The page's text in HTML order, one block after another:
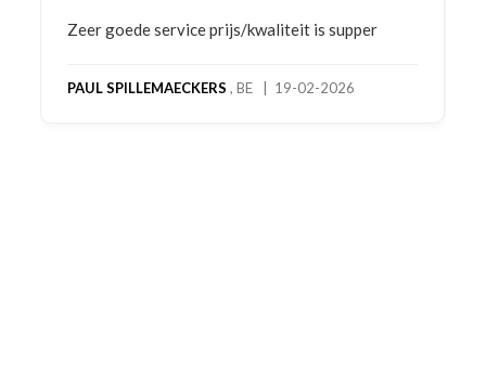
Bestelling gedaan vanwege goede prijzen en
bestelling al ontvangen met gifts, waardoor je